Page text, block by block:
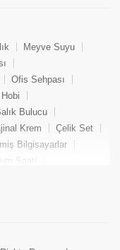
Meyve Suyu
Ofis Sehpası
Hobi
Bulucu
Krem
Çelik Set
Bilgisayarlar
Saati